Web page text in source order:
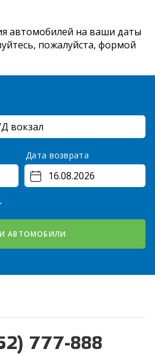
автомобилей на ваши даты
пожалуйста, формой
Дата возврата
АВТОМОБИЛИ
777-888